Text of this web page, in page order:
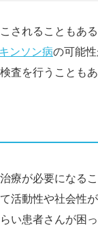
されることもあ
ンソン病の可能
査を行うことも
療が必要になる
活動性や社会性
い患者さんが困